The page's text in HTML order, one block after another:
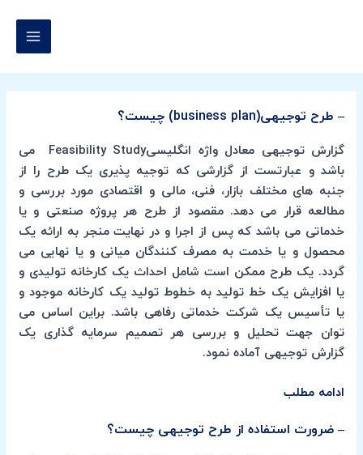
– طرح توجیهی(business plan) چیست؟
گزارش توجیهی معادل واژه انگلیسیFeasibility Study می
باشد و عبارتست از گزارشی که توجیه پذیری یک طرح را از
جنبه های مختلف بازار، فنی، مالی و اقتصادی مورد بررسی و
مطالعه قرار می دهد. مقصود از طرح هر پروژه صنعتی و یا
خدماتی می باشد که پس از اجرا و در نهایت منجر به ارائه یک
محصول و یا خدمت به مصرف کنندگان میانی و یا نهایی می
گردد. یک طرح ممکن است شامل احداث یک کارخانه تولیدی و
یا افزایش یک خط تولید به خطوط تولید یک کارخانه موجود و
یا تأسیس یک شرکت خدماتی رفاهی باشد. براین اساس می
توان جهت تحلیل و بررسی هر تصمیم سرمایه گذاری یک
گزارش توجیهی آماده نمود.
ادامه مطلب
– ضرورت استفاده از طرح توجیهی چیست؟